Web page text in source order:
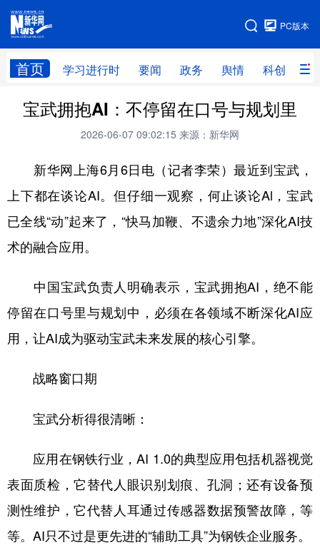
PC版本
首页 学习进行时 要闻 政务 舆情 科创 产
网站地图
首页 学习进行时 要闻 政务
科创 产经
旅游 教育 民生 文化
房产 体育 健康 图片
信息 廉政 原创 长三角频道
宝武拥抱AI：不停留在口号与规划里
2026-06-07 09:02:15 来源：新华网
新华网上海6月6日电（记者李荣）最近到宝武，
上下都在谈论AI。但仔细一观察，何止谈论Al，宝武
已全线“动”起来了，“快马加鞭、不遗余力地”深化AI技
术的融合应用。
中国宝武负责人明确表示，宝武拥抱AI，绝不能
停留在口号里与规划中，必须在各领域不断深化AI应
用，让AI成为驱动宝武未来发展的核心引擎。
战略窗口期
宝武分析得很清晰：
应用在钢铁行业，AI 1.0的典型应用包括机器视觉
表面质检，它替代人眼识别划痕、孔洞；还有设备预
测性维护，它代替人耳通过传感器数据预警故障，等
等。AI只不过是更先进的“辅助工具”为钢铁企业服务。